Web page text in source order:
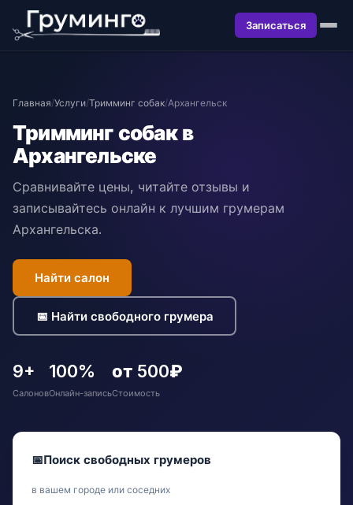
Записаться
Главная/Услуги/Тримминг собак/Архангельск
Тримминг собак в
Архангельске
Сравнивайте цены, читайте отзывы и
записывайтесь онлайн к лучшим грумерам
Архангельска.
Найти салон
📅 Найти свободного грумера
9+
Салонов
100%
Онлайн-запись
от 500₽
Стоимость
📅Поиск свободных грумеров
в вашем городе или соседних